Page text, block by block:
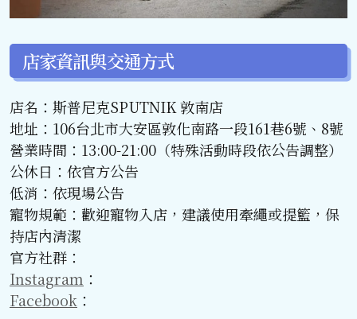
店家資訊與交通方式
店名：斯普尼克SPUTNIK 敦南店
地址：106台北市大安區敦化南路一段161巷6號、8號
營業時間：13:00-21:00（特殊活動時段依公告調整）
公休日：依官方公告
低消：依現場公告
寵物規範：歡迎寵物入店，建議使用牽繩或提籃，保
持店內清潔
官方社群：
Instagram ：
Facebook ：